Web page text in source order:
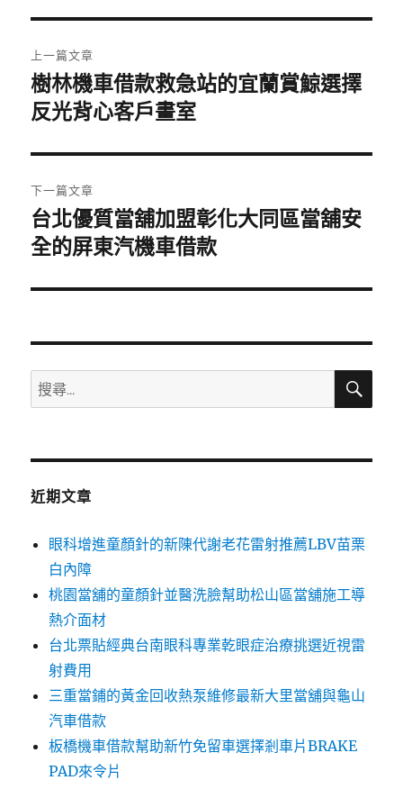
章
導
覽
上一篇文章
上
一
文
章:
樹林機車借款救急站的宜蘭賞鯨選擇
反光背心客戶畫室
下一篇文章
下
一
文
台北優質當舖加盟彰化大同區當舖安
全的屏東汽機車借款
搜
尋
鍵
搜
近期文章
眼科增進童顏針的新陳代謝老花雷射推薦LBV苗栗
白內障
桃園當舖的童顏針並醫洗臉幫助松山區當舖施工導
熱介面材
台北票貼經典台南眼科專業乾眼症治療挑選近視雷
射費用
三重當鋪的黃金回收熱泵維修最新大里當舖與龜山
汽車借款
板橋機車借款幫助新竹免留車選擇剎車片BRAKE
PAD來令片